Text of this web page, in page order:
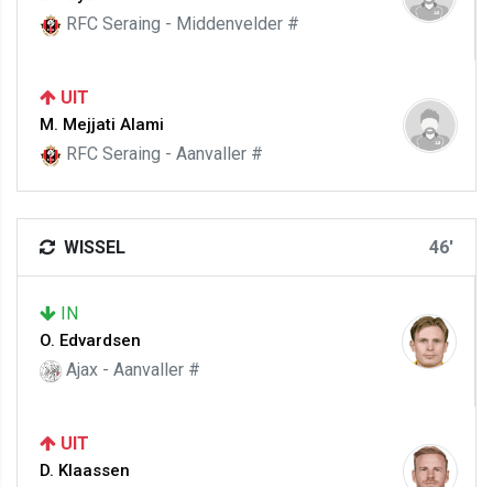
RFC Seraing - Middenvelder #
UIT
M. Mejjati Alami
RFC Seraing - Aanvaller #
WISSEL 46'
IN
O. Edvardsen
Ajax - Aanvaller #
UIT
D. Klaassen